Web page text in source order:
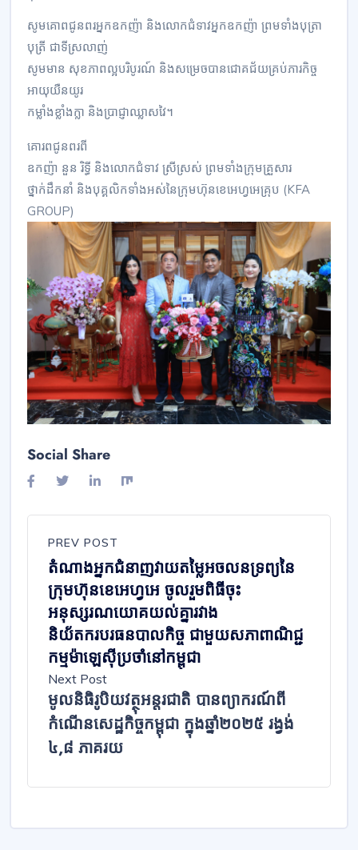
សូមគោពជូនពរអ្នកឧកញ៉ា និងលោកជំទាវអ្នកឧកញ៉ា ព្រមទាំងបុត្រា
បុត្រី ជាទីស្រលាញ់
សូមមាន សុខភាពល្អបរិបូរណ៍ និងសម្រេចបានជោគជ័យគ្រប់ភារកិច្ច
អាយុយឺនយូរ
កម្លាំងខ្លាំងក្លា និងប្រាជ្ញាឈ្លាសវៃ។
គោរពជូនពរពី
ឧកញ៉ា នួន រិទ្ធី និងលោកជំទាវ ស្រីស្រស់ ព្រមទាំងក្រុមគ្រួសារ
ថ្នាក់ដឹកនាំ និងបុគ្គលិកទាំងអស់នៃក្រុមហ៊ុនខេអេហ្វអេគ្រុប (KFA
GROUP)
Social Share
PREV POST
តំណាងអ្នកជំនាញវាយតម្លៃអចលនទ្រព្យនៃ
ក្រុមហ៊ុនខេអេហ្វអេ ចូលរួមពិធីចុះ
អនុស្សរណយោគយល់គ្នារវាង
និយ័តករបរធនបាលកិច្ច ជាមួយសភាពាណិជ្ជ
កម្មម៉ាឡេស៊ីប្រចាំនៅកម្ពុជា
Next Post
មូលនិធិរូបិយវត្ថុអន្តរជាតិ បានព្យាករណ៍ពី
កំណើនសេដ្ឋកិច្ចកម្ពុជា ក្នុងឆ្នាំ២០២៥ រង្វង់
៤,៨ ភាគរយ